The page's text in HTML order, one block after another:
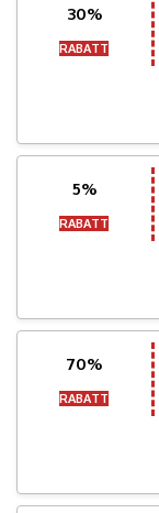
30%
RABATT
5%
RABATT
70%
RABATT